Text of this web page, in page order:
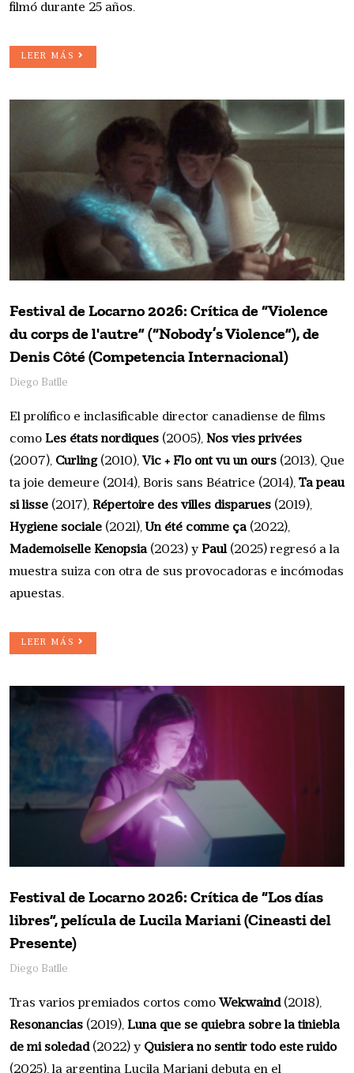
filmó durante 25 años.
LEER MÁS
Festival de Locarno 2026: Crítica de “Violence
du corps de l'autre” (“Nobody’s Violence”), de
Denis Côté (Competencia Internacional)
Diego Batlle
El prolífico e inclasificable director canadiense de films
como Les états nordiques (2005), Nos vies privées
(2007), Curling(2010), Vic + Flo ont vu un ours (2013), Que
ta joie demeure (2014), Boris sans Béatrice (2014), Ta peau
si lisse (2017), Répertoire des villes disparues (2019),
Hygiène sociale (2021), Un été comme ça(2022),
Mademoiselle Kenopsia(2023) y Paul(2025) regresó a la
muestra suiza con otra de sus provocadoras e incómodas
apuestas.
LEER MÁS
Festival de Locarno 2026: Crítica de “Los días
libres”, película de Lucila Mariani (Cineasti del
Presente)
Diego Batlle
Tras varios premiados cortos como Wekwaind(2018),
Resonancias (2019), Luna que se quiebra sobre la tiniebla
de mi soledad(2022) y Quisiera no sentir todo este ruido
(2025), la argentina Lucila Mariani debuta en el